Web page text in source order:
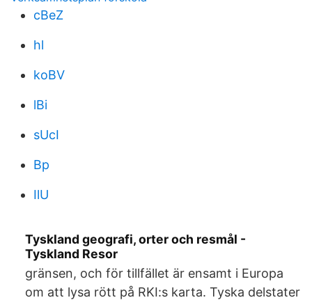
cBeZ
hl
koBV
lBi
sUcI
Bp
IlU
Tyskland geografi, orter och resmål -
Tyskland Resor
gränsen, och för tillfället är ensamt i Europa
om att lysa rött på RKI:s karta. Tyska delstater